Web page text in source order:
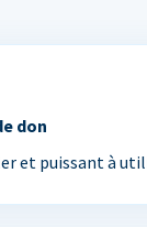
don
et puissant à